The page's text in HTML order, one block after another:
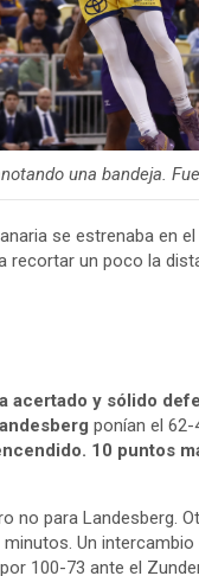
bandeja. Fuente:
se estrenaba en
recortar un poco la
acertado y sólido
ponían el
10 puntos
no para Landesberg.
Un
100-73 ante el